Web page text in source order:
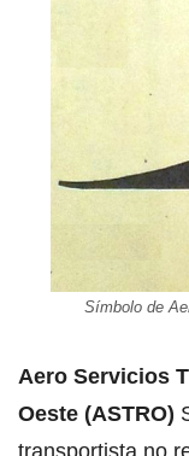
Símbolo de
Aero Servicios
Oeste (ASTRO)
transportista no